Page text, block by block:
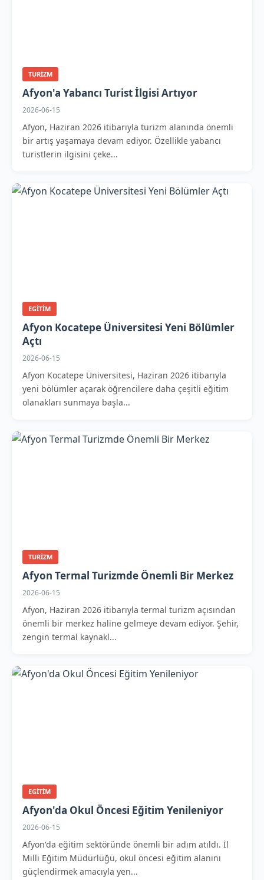
TURIZM
Afyon'a Yabancı Turist İlgisi Artıyor
2026-06-15
Afyon, Haziran 2026 itibarıyla turizm alanında önemli
bir artış yaşamaya devam ediyor. Özellikle yabancı
turistlerin ilgisini çeke...
EGITIM
Afyon Kocatepe Üniversitesi Yeni Bölümler
Açtı
2026-06-15
Afyon Kocatepe Üniversitesi, Haziran 2026 itibarıyla
yeni bölümler açarak öğrencilere daha çeşitli eğitim
olanakları sunmaya başla...
TURIZM
Afyon Termal Turizmde Önemli Bir Merkez
2026-06-15
Afyon, Haziran 2026 itibarıyla termal turizm açısından
önemli bir merkez haline gelmeye devam ediyor. Şehir,
zengin termal kaynakl...
EGITIM
Afyon'da Okul Öncesi Eğitim Yenileniyor
2026-06-15
Afyon'da eğitim sektöründe önemli bir adım atıldı. İl
Milli Eğitim Müdürlüğü, okul öncesi eğitim alanını
güçlendirmek amacıyla yen...